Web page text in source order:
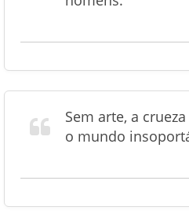
Sem arte, a
o mundo